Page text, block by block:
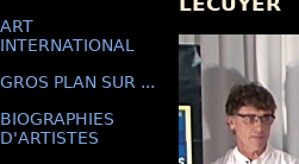
ART
INTERNATIONAL
GROS PLAN SUR ...
BIOGRAPHIES
D'ARTISTES